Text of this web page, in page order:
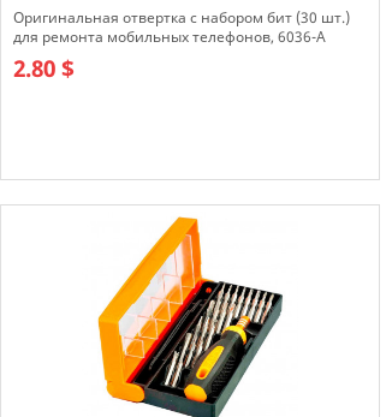
Оригинальная отвертка с набором бит (30 шт.)
для ремонта мобильных телефонов, 6036-A
2.80 $